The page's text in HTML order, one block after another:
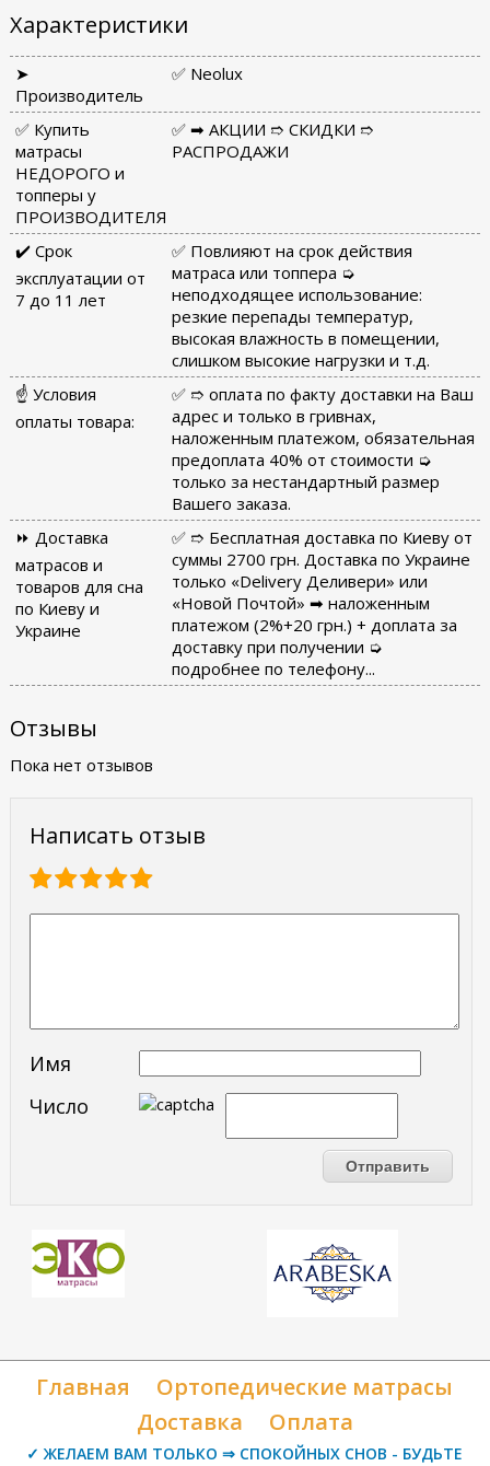
Характеристики
➤
Производитель
✅ Neolux
✅ Купить
матрасы
НЕДОРОГО и
топперы у
ПРОИЗВОДИТЕЛЯ
✅ ➡ АКЦИИ ➱ СКИДКИ ➱
РАСПРОДАЖИ
✔️ Срок
эксплуатации от
7 до 11 лет
✅ Повлияют на срок действия
матраса или топпера ➭
неподходящее использование:
резкие перепады температур,
высокая влажность в помещении,
слишком высокие нагрузки и т.д.
☝ Условия
оплаты товара:
✅ ➱ оплата по факту доставки на Ваш
адрес и только в гривнах,
наложенным платежом, обязательная
предоплата 40% от стоимости ➭
только за нестандартный размер
Вашего заказа.
⏩ Доставка
матрасов и
товаров для сна
по Киеву и
Украине
✅ ➱ Бесплатная доставка по Киеву от
суммы 2700 грн. Доставка по Украине
только «Delivery Деливери» или
«Новой Почтой» ➡ наложенным
платежом (2%+20 грн.) + доплата за
доставку при получении ➭
подробнее по телефону...
Отзывы
Пока нет отзывов
Написать отзыв
Имя
Число
Главная
Ортопедические матрасы
Доставка
Оплата
✓ ЖЕЛАЕМ ВАМ ТОЛЬКО ⇒ СПОКОЙНЫХ СНОВ - БУДЬТЕ